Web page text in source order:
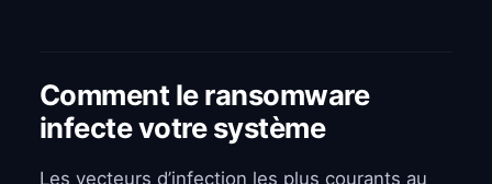
Comment le ransomware
infecte votre système
Les vecteurs d’infection les plus courants au